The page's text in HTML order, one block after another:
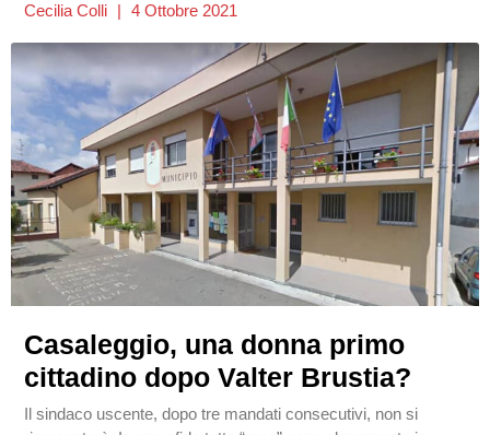
Cecilia Colli 4 Ottobre 2021
Casaleggio, una donna primo
cittadino dopo Valter Brustia?
Il sindaco uscente, dopo tre mandati consecutivi, non si